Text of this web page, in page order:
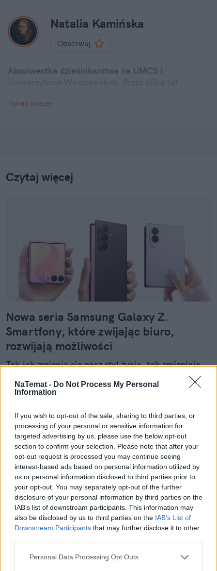
NaTemat - Do Not Process My Personal
Information
If you wish to opt-out of the sale, sharing to third parties, or
processing of your personal or sensitive information for
targeted advertising by us, please use the below opt-out
section to confirm your selection. Please note that after your
opt-out request is processed you may continue seeing
interest-based ads based on personal information utilized by
us or personal information disclosed to third parties prior to
your opt-out. You may separately opt-out of the further
disclosure of your personal information by third parties on the
IAB’s list of downstream participants. This information may
also be disclosed by us to third parties on the IAB’s List of
Downstream Participants that may further disclose it to other
Personal Data Processing Opt Outs
Natalia Kamińska
Obserwuj
Absolwentka dziennikarstwa na UMCS i
reporterka newsowa w naTemat.pl.
Pokaż więcej
Czytaj więcej
Nowa seria Samsung Galaxy Z.
Smartfony, które zwijając biuro,
rozwijają możliwości
Tak jak zmienia się nasz styl życia, tak zmieniają
się smartfony chowane w naszych kieszeniach.
Rzecz w tym, że nie tylko ich parametry stają się
Również ich kształt ulega metamorfozie, aby były
lżejsze, smuklejsze i elastyczniejsze w codziennej,
często wielozadaniowej obsłudze. Takim
lifestylowym podejściem wykazują się trzy nowe
urządzenia z rodziny Samsung Galaxy Z.
Czytaj całość
REKLAMA